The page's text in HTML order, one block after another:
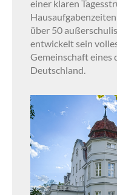
einer klaren
über 50
entwickelt sein
Gemeinschaft eines
Deutschland.